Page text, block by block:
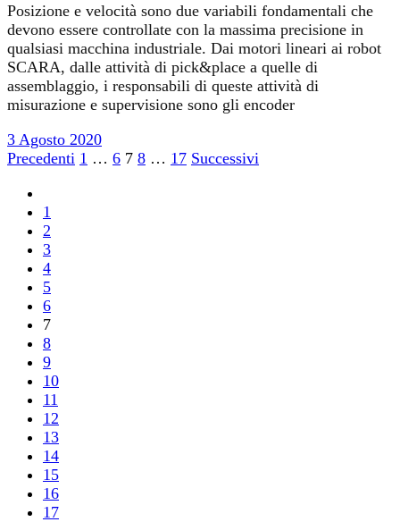
Posizione e velocità sono due variabili fondamentali che
devono essere controllate con la massima precisione in
qualsiasi macchina industriale. Dai motori lineari ai robot
SCARA, dalle attività di pick&place a quelle di
assemblaggio, i responsabili di queste attività di
misurazione e supervisione sono gli encoder
3 Agosto 2020
Paginazione
degli
articoli
Precedenti 1 … 6 7 8 … 17 Successivi
1
2
3
4
5
6
7
8
9
10
11
12
13
14
15
16
17